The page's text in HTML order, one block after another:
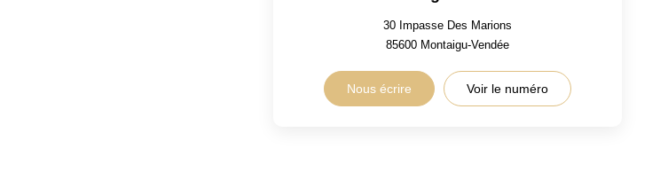
30 Impasse Des Marions
85600 Montaigu-Vendée
Nous écrire Voir le numéro